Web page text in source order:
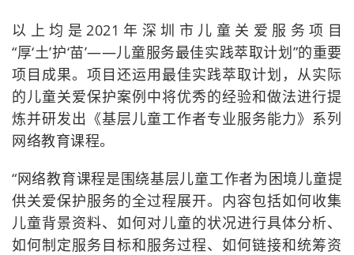
以上均是2021年深圳市儿童关爱服务项目
“厚‘土’护‘苗’——儿童服务最佳实践萃取计划”的重要
项目成果。项目还运用最佳实践萃取计划，从实际
的儿童关爱保护案例中将优秀的经验和做法进行提
炼并研发出《基层儿童工作者专业服务能力》系列
网络教育课程。
“网络教育课程是围绕基层儿童工作者为困境儿童提
供关爱保护服务的全过程展开。内容包括如何收集
儿童背景资料、如何对儿童的状况进行具体分析、
如何制定服务目标和服务过程、如何链接和统筹资